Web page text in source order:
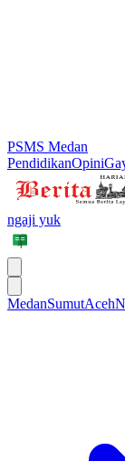
PSMS Medan
PendidikanOpini
ngaji yuk
MedanSumutAceh